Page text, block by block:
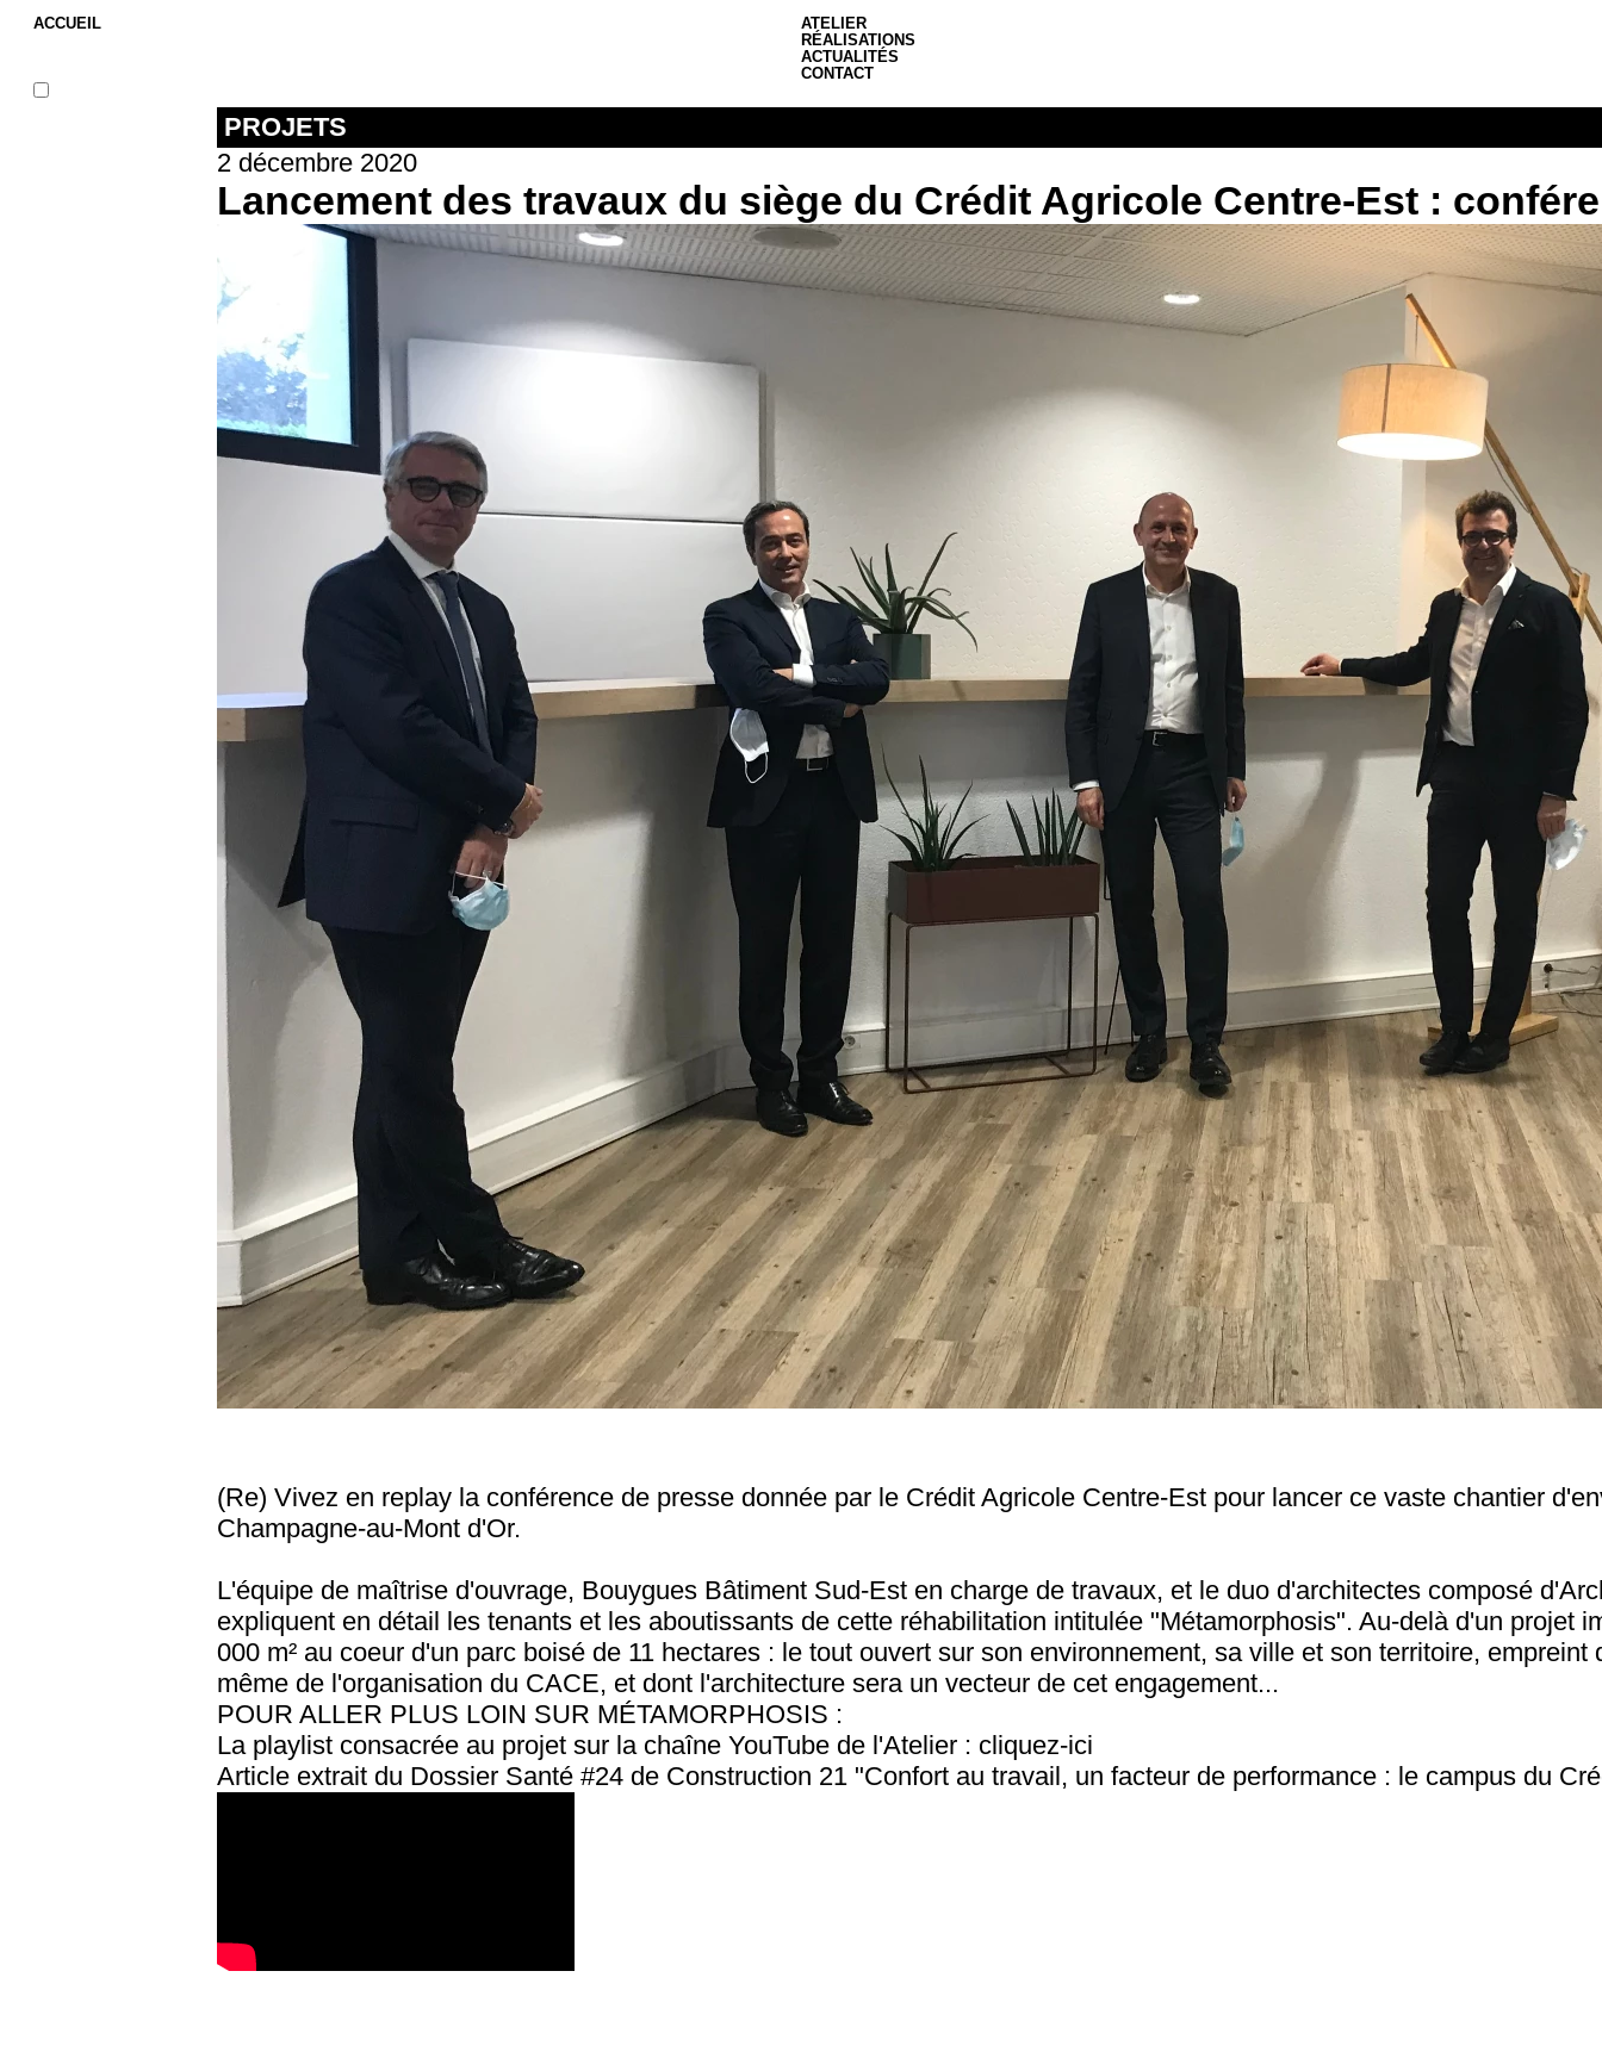
ACCUEIL
ATELIER
RÉALISATIONS
ACTUALITÉS
CONTACT
PROJETS
2 décembre 2020
Lancement des travaux du siège du Crédit Agricole Centre-Est :
(Re) Vivez en replay la conférence de presse donnée par le Crédit Agricole Centre-Est pour lancer ce vaste chantier
Champagne-au-Mont d'Or.
L'équipe de maîtrise d'ouvrage, Bouygues Bâtiment Sud-Est en charge de travaux, et le duo d'architectes composé
expliquent en détail les tenants et les aboutissants de cette réhabilitation intitulée "Métamorphosis". Au-delà d'un projet
000 m² au coeur d'un parc boisé de 11 hectares : le tout ouvert sur son environnement, sa ville et son territoire,
même de l'organisation du CACE, et dont l'architecture sera un vecteur de cet engagement...
POUR ALLER PLUS LOIN SUR MÉTAMORPHOSIS :
La playlist consacrée au projet sur la chaîne YouTube de l'Atelier : cliquez-ici
Article extrait du Dossier Santé #24 de Construction 21 "Confort au travail, un facteur de performance : le campus du